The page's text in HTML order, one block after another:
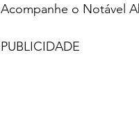
Acompanhe o Notável
PUBLICIDADE